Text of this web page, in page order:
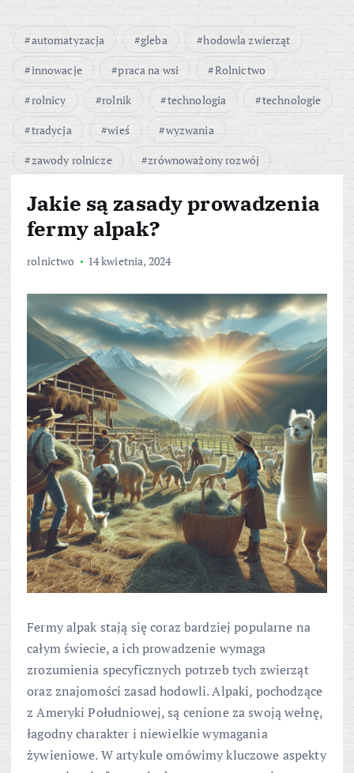
automatyzacja gleba
hodowla zwierząt
innowacje
praca na wsi
Rolnictwo
rolnicy
rolnik technologia
technologie
tradycja
wieś
wyzwania
zawody rolnicze
zrównoważony rozwój
Jakie są zasady prowadzenia
fermy alpak?
rolnictwo 14 kwietnia, 2024
Fermy alpak stają się coraz bardziej popularne na
całym świecie, a ich prowadzenie wymaga
zrozumienia specyficznych potrzeb tych zwierząt
oraz znajomości zasad hodowli. Alpaki, pochodzące
z Ameryki Południowej, są cenione za swoją wełnę,
łagodny charakter i niewielkie wymagania
żywieniowe. W artykule omówimy kluczowe aspekty